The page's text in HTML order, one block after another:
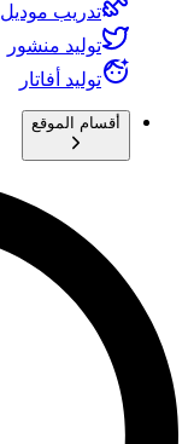
تدريب موديل
توليد منشور
توليد أفاتار
أقسام الموقع